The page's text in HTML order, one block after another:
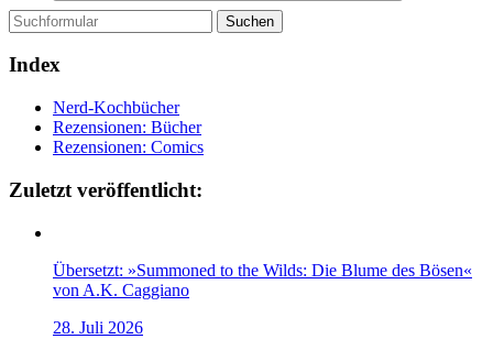
Suchen
Index
Nerd-Kochbücher
Rezensionen: Bücher
Rezensionen: Comics
Zuletzt veröffentlicht:
Übersetzt: »Summoned to the Wilds: Die Blume des Bösen«
von A.K. Caggiano
28. Juli 2026